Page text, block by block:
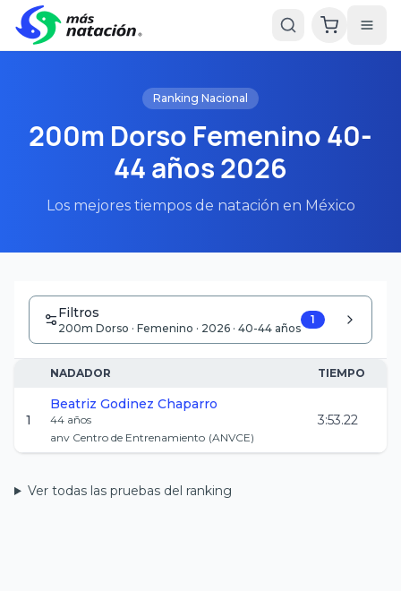
Ranking Nacional
200m Dorso Femenino 40-
44 años 2026
Los mejores tiempos de natación en México
Filtros
200m Dorso · Femenino · 2026 · 40-44 años
1
NADADOR TIEMPO
1
Beatriz Godinez Chaparro
44 años
anv Centro de Entrenamiento (ANVCE)
3:53.22
Ver todas las pruebas del ranking